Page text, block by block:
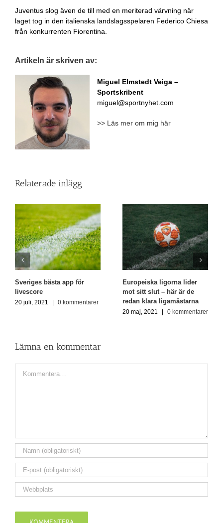
Juventus slog även de till med en meriterad värvning när
laget tog in den italienska landslagsspelaren Federico Chiesa
från konkurrenten Fiorentina.
Artikeln är skriven av:
Miguel Elmstedt Veiga –
Sportskribent
miguel@sportnyhet.com
>> Läs mer om mig här
Relaterade inlägg
Sveriges bästa app för
livescore
20 juli, 2021 | 0 kommentarer
Europeiska ligorna lider
mot sitt slut – här är de
redan klara ligamästarna
20 maj, 2021 | 0 kommentarer
Lämna en kommentar